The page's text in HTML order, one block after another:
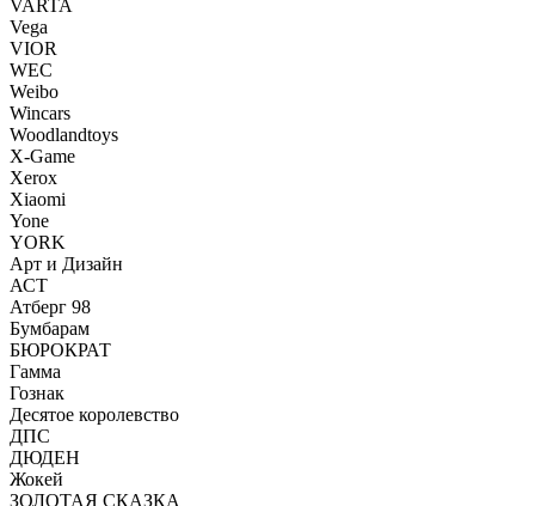
VARTA
Vega
VIOR
WEC
Weibo
Wincars
Woodlandtoys
X-Game
Xerox
Xiaomi
Yone
YORK
Арт и Дизайн
АСТ
Атберг 98
Бумбарам
БЮРОКРАТ
Гамма
Гознак
Десятое королевство
ДПС
ДЮДЕН
Жокей
ЗОЛОТАЯ СКАЗКА